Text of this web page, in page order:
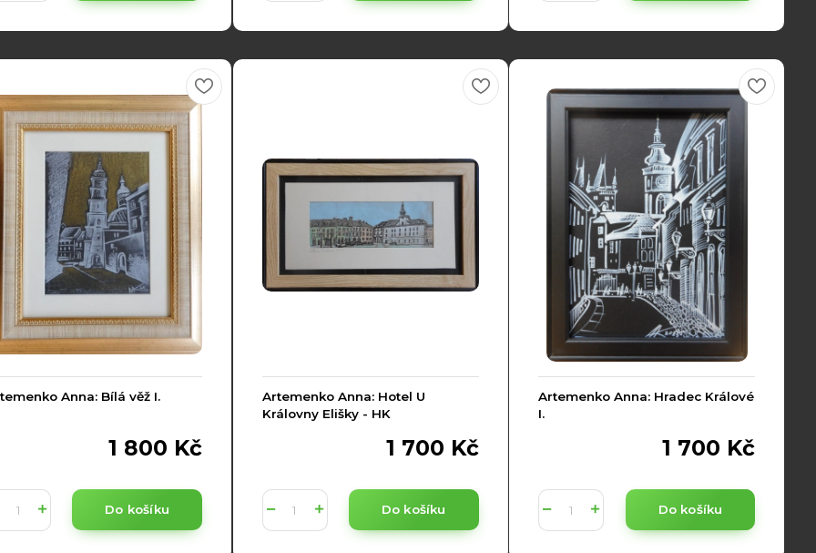
Anna: Bílá věž I.
1 800 Kč
Do košíku
Artemenko Anna: Hotel U
Královny Elišky - HK
1 700 Kč
Do košíku
Artemenko Anna: Hradec Králové
I.
1 700 Kč
Do košíku